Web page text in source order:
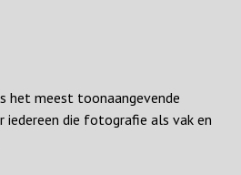
het meest toonaangevende
die fotografie als vak en